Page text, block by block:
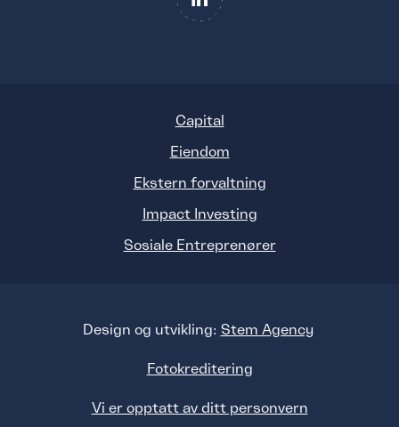
Capital
Eiendom
Ekstern forvaltning
Impact Investing
Sosiale Entreprenører
Design og utvikling: Stem Agency
Fotokreditering
Vi er opptatt av ditt personvern